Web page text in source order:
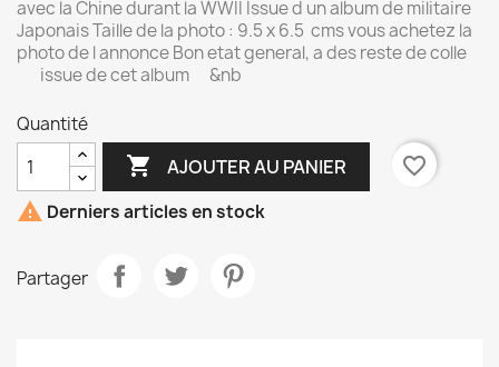
avec la Chine durant la WWII Issue d un album de militaire
Japonais Taille de la photo : 9.5 x 6.5 cms vous achetez la
photo de l annonce Bon etat general, a des reste de colle
issue de cet album &nb
Quantité
 AJOUTER AU PANIER
favorite_border
 Derniers articles en stock
Partager